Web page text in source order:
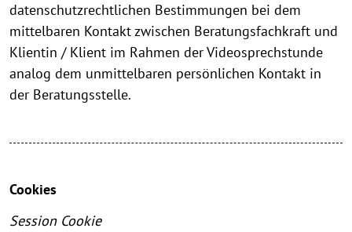
datenschutzrechtlichen Bestimmungen bei dem
mittelbaren Kontakt zwischen Beratungsfachkraft und
Klientin / Klient im Rahmen der Videosprechstunde
analog dem unmittelbaren persönlichen Kontakt in
der Beratungsstelle.
Cookies
Session Cookie